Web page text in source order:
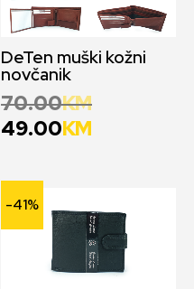
DeTen muški kožni
novčanik
70.00KM
49.00KM
-41%